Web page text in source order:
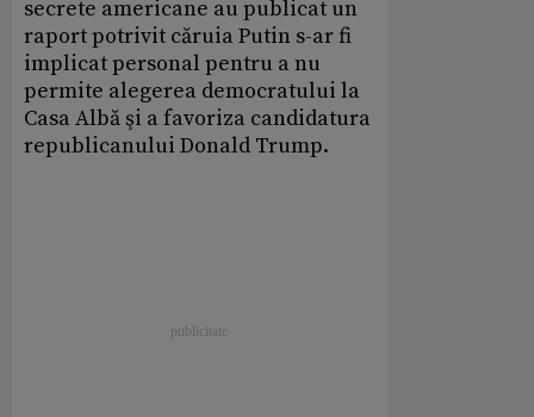
secrete americane au publicat un
raport potrivit căruia Putin s-ar fi
implicat personal pentru a nu
permite alegerea democratului la
Casa Albă şi a favoriza candidatura
republicanului Donald Trump.